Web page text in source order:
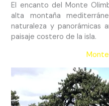
El encanto del Monte
alta montaña
naturaleza y panorámicas
paisaje costero de la isla.